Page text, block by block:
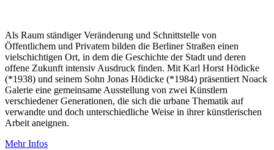
Als Raum ständiger Veränderung und Schnittstelle von
Öffentlichem und Privatem bilden die Berliner Straßen einen
vielschichtigen Ort, in dem die Geschichte der Stadt und deren
offene Zukunft intensiv Ausdruck finden. Mit Karl Horst Hödicke
(*1938) und seinem Sohn Jonas Hödicke (*1984) präsentiert Noack
Galerie eine gemeinsame Ausstellung von zwei Künstlern
verschiedener Generationen, die sich die urbane Thematik auf
verwandte und doch unterschiedliche Weise in ihrer künstlerischen
Arbeit aneignen.
Mehr Infos